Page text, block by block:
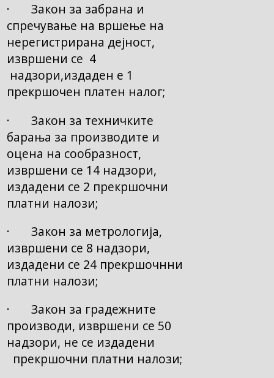
· Закон за забрана и
спречување на вршење на
нерегистрирана дејност,
извршени се 4
надзори,издаден е 1
прекршочен платен налог;
· Закон за техничките
барања за производите и
оцена на сообразност,
извршени се 14 надзори,
издадени се 2 прекршочни
платни налози;
· Закон за метрологија,
извршени се 8 надзори,
издадени се 24 прекршочнни
платни налози;
· Закон за градежните
производи, извршени се 50
надзори, не се издадени
прекршочни платни налози;